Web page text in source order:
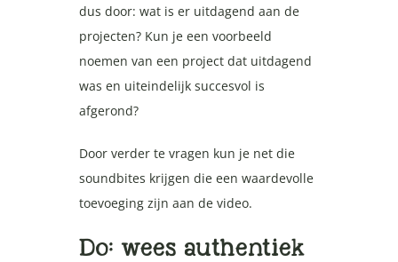
dus door: wat is er uitdagend aan de
projecten? Kun je een voorbeeld
noemen van een project dat uitdagend
was en uiteindelijk succesvol is
afgerond?
Door verder te vragen kun je net die
soundbites krijgen die een waardevolle
toevoeging zijn aan de video.
Do: wees authentiek